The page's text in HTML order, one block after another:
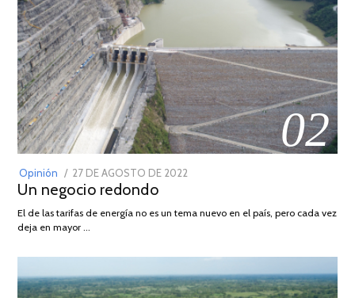
02
Opinión
POSTED
ON
27 DE AGOSTO DE 2022
DE
Un negocio redondo
El de las tarifas de energía no es un tema nuevo en el país, pero cada vez
deja en mayor …